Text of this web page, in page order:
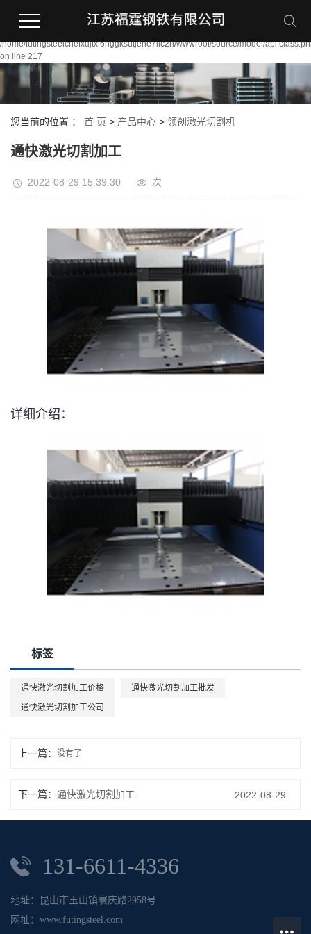
file_put_contents(/home/futingsteelcnefxujtxi6nggksutjene7llc2n/wwwroot/
/home/futingsteelcnefxujtxi6nggksutjene7llc2n/wwwroot/source/model/
on line 217
您当前的位置 ： 首 页 > 产品中心 > 领创激光切割机
通快激光切割加工
2022-08-29 15:39:30 次
详细介绍：
标签
通快激光切割加工价格
通快激光切割加工批发
通快激光切割加工公司
上一篇： 没有了
下一篇： 通快激光切割加工 2022-08-29
131-6611-4336
地址：昆山市玉山镇寰庆路2958号
网址：www.futingsteel.com